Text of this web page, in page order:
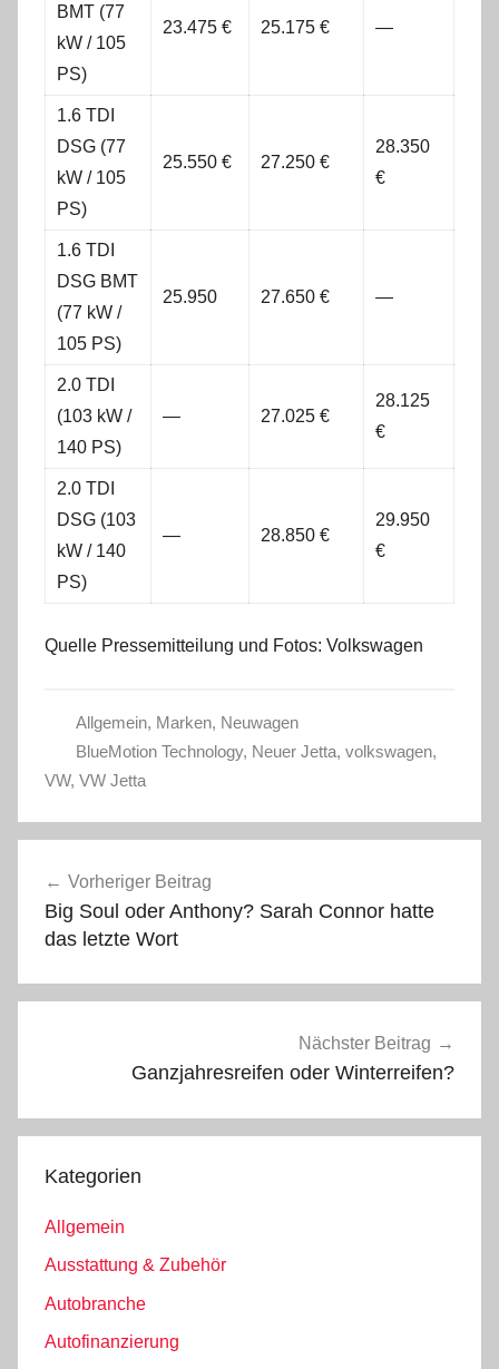
BMT (77
kW / 105
PS)
23.475 € 25.175 € —
1.6 TDI
DSG (77
kW / 105
PS)
25.550 € 27.250 €
28.350
€
1.6 TDI
DSG BMT
(77 kW /
105 PS)
25.950 27.650 € —
2.0 TDI
(103 kW /
140 PS)
— 27.025 €
28.125
€
2.0 TDI
DSG (103
kW / 140
PS)
— 28.850 €
29.950
€
Quelle Pressemitteilung und Fotos: Volkswagen
Allgemein, Marken, Neuwagen
BlueMotion Technology, Neuer Jetta, volkswagen,
VW, VW Jetta
Vorheriger Beitrag
Big Soul oder Anthony? Sarah Connor hatte
das letzte Wort
Nächster Beitrag
Ganzjahresreifen oder Winterreifen?
Kategorien
Allgemein
Ausstattung & Zubehör
Autobranche
Autofinanzierung